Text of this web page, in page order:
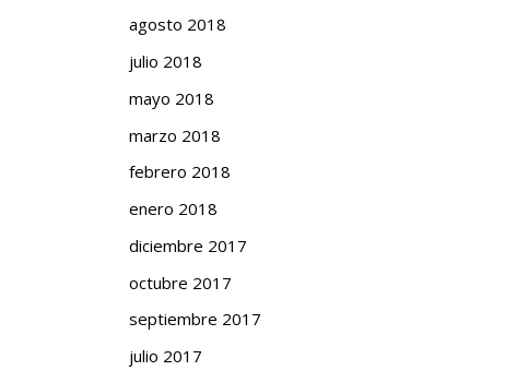
agosto 2018
julio 2018
mayo 2018
marzo 2018
febrero 2018
enero 2018
diciembre 2017
octubre 2017
septiembre 2017
julio 2017